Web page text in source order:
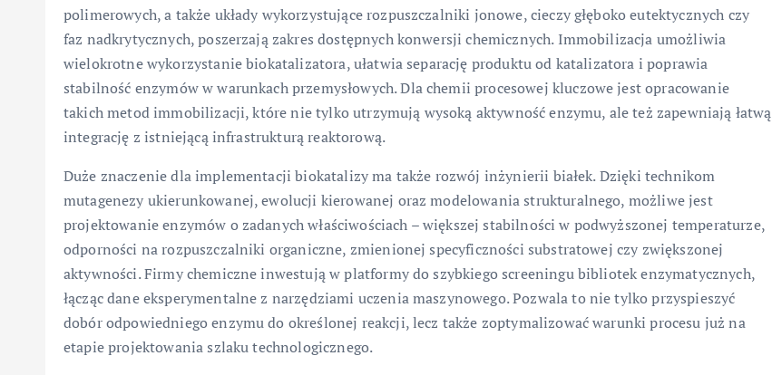
polimerowych, a także układy wykorzystujące rozpuszczalniki jonowe, cieczy głęboko eutektycznych czy
faz nadkrytycznych, poszerzają zakres dostępnych konwersji chemicznych. Immobilizacja umożliwia
wielokrotne wykorzystanie biokatalizatora, ułatwia separację produktu od katalizatora i poprawia
stabilność enzymów w warunkach przemysłowych. Dla chemii procesowej kluczowe jest opracowanie
takich metod immobilizacji, które nie tylko utrzymują wysoką aktywność enzymu, ale też zapewniają łatwą
integrację z istniejącą infrastrukturą reaktorową.
Duże znaczenie dla implementacji biokatalizy ma także rozwój inżynierii białek. Dzięki technikom
mutagenezy ukierunkowanej, ewolucji kierowanej oraz modelowania strukturalnego, możliwe jest
projektowanie enzymów o zadanych właściwościach – większej stabilności w podwyższonej temperaturze,
odporności na rozpuszczalniki organiczne, zmienionej specyficzności substratowej czy zwiększonej
aktywności. Firmy chemiczne inwestują w platformy do szybkiego screeningu bibliotek enzymatycznych,
łącząc dane eksperymentalne z narzędziami uczenia maszynowego. Pozwala to nie tylko przyspieszyć
dobór odpowiedniego enzymu do określonej reakcji, lecz także zoptymalizować warunki procesu już na
etapie projektowania szlaku technologicznego.